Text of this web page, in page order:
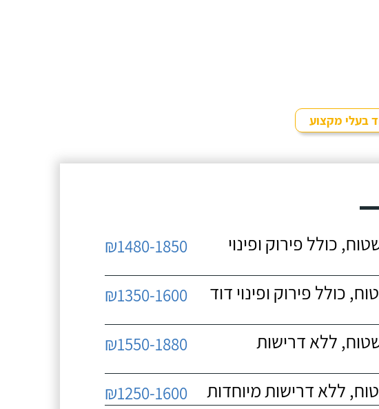
בעלי מקצוע
על גג שטוח, כולל פירוק ופינוי
₪1480-1850
על גג שטוח, כולל פירוק ופינוי דוד
₪1350-1600
על גג שטוח, ללא דרישות
₪1550-1880
₪1250-1600